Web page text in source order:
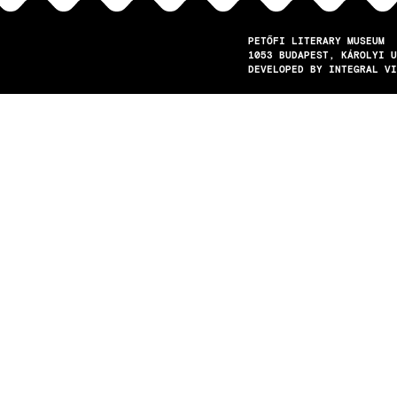
PETŐFI LITERARY MUSEUM
1053
BUDAPEST
KÁROLYI
DEVELOPED BY INTEGRAL